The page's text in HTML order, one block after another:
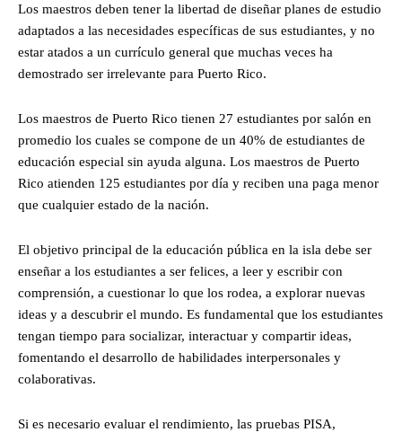
Los maestros deben tener la libertad de diseñar planes de estudio
adaptados a las necesidades específicas de sus estudiantes, y no
estar atados a un currículo general que muchas veces ha
demostrado ser irrelevante para Puerto Rico.
Los maestros de Puerto Rico tienen 27 estudiantes por salón en
promedio los cuales se compone de un 40% de estudiantes de
educación especial sin ayuda alguna. Los maestros de Puerto
Rico atienden 125 estudiantes por día y reciben una paga menor
que cualquier estado de la nación.
El objetivo principal de la educación pública en la isla debe ser
enseñar a los estudiantes a ser felices, a leer y escribir con
comprensión, a cuestionar lo que los rodea, a explorar nuevas
ideas y a descubrir el mundo. Es fundamental que los estudiantes
tengan tiempo para socializar, interactuar y compartir ideas,
fomentando el desarrollo de habilidades interpersonales y
colaborativas.
Si es necesario evaluar el rendimiento, las pruebas PISA,